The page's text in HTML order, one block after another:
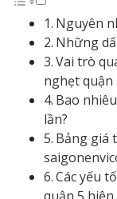
Nguyên
Những
Vai trò
nghẹt quận
Bao
lần?
Bảng giá
Các yếu